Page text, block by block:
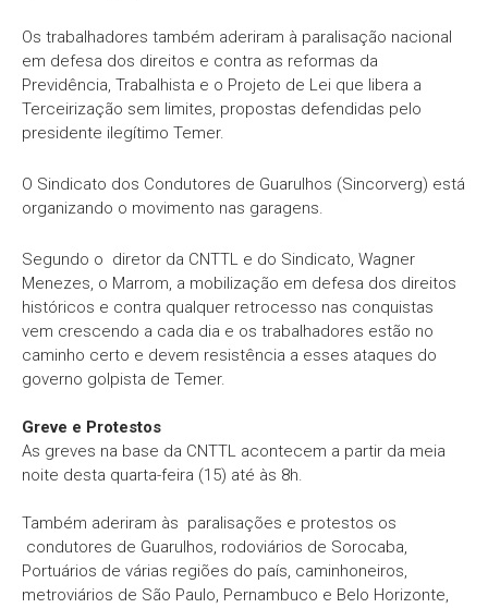
Os trabalhadores também aderiram à paralisação nacional
em defesa dos direitos e contra as reformas da
Previdência, Trabalhista e o Projeto de Lei que libera a
Terceirização sem limites, propostas defendidas pelo
presidente ilegítimo Temer.
O Sindicato dos Condutores de Guarulhos (Sincorverg) está
organizando o movimento nas garagens.
Segundo o diretor da CNTTL e do Sindicato, Wagner
Menezes, o Marrom, a mobilização em defesa dos direitos
históricos e contra qualquer retrocesso nas conquistas
vem crescendo a cada dia e os trabalhadores estão no
caminho certo e devem resistência a esses ataques do
governo golpista de Temer.
Greve e Protestos
As greves na base da CNTTL acontecem a partir da meia
noite desta quarta-feira (15) até às 8h.
Também aderiram às paralisações e protestos os
condutores de Guarulhos, rodoviários de Sorocaba,
Portuários de várias regiões do país, caminhoneiros,
metroviários de São Paulo, Pernambuco e Belo Horizonte,